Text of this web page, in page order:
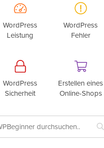
WordPress
Leistung
WordPress
Fehler
WordPress
Sicherheit
Erstellen eines
Online-Shops